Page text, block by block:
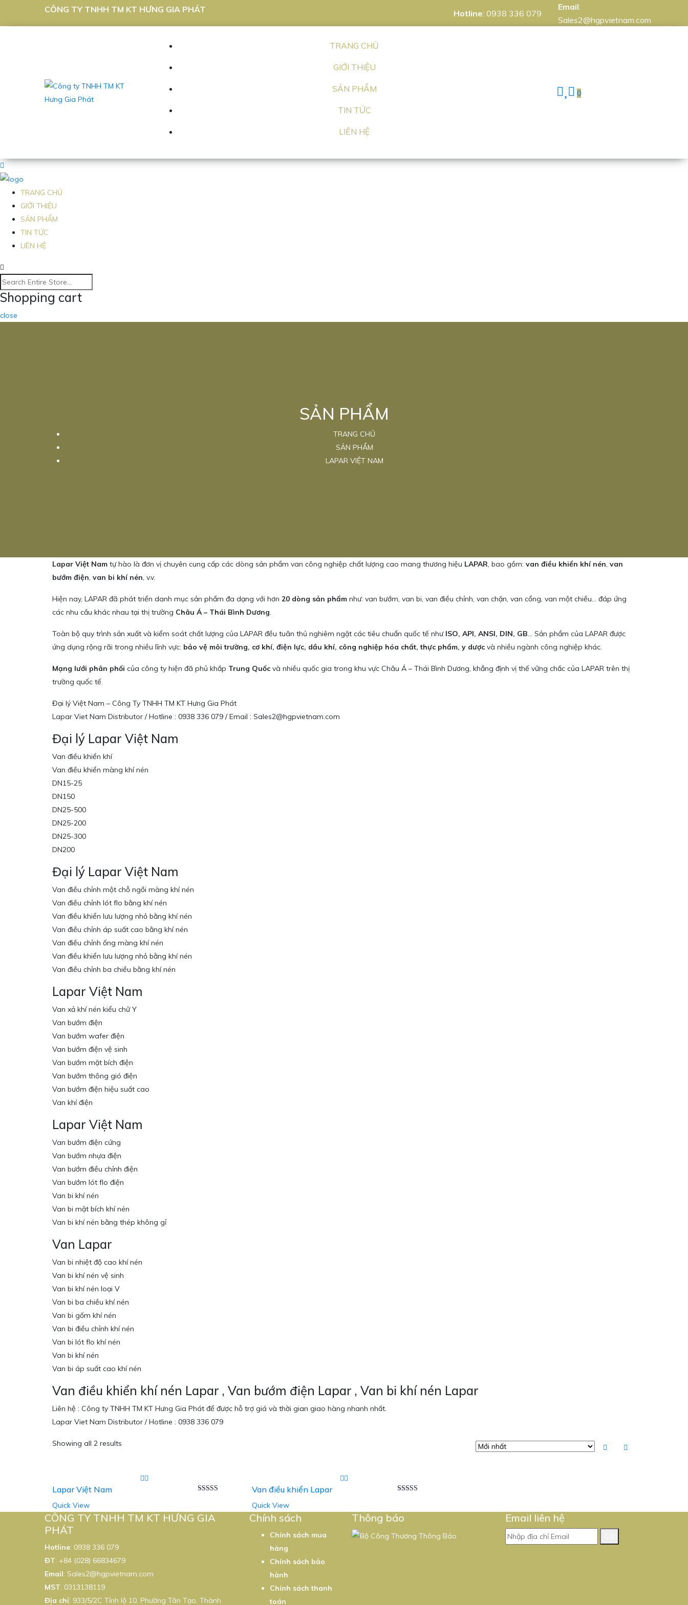
CÔNG TY TNHH TM KT HƯNG GIA PHÁT Hotline: 0938 336 079
Email:
Sales2@hgpvietnam.com
TRANG CHỦ
GIỚI THIỆU
SẢN PHẨM
TIN TỨC
LIÊN HỆ
0
TRANG CHỦ
GIỚI THIỆU
SẢN PHẨM
TIN TỨC
LIÊN HỆ
Shopping cart
close
SẢN PHẨM
TRANG CHỦ
SẢN PHẨM
LAPAR VIỆT NAM
Lapar Việt Nam tự hào là đơn vị chuyên cung cấp các dòng sản phẩm van công nghiệp chất lượng cao mang thương hiệu LAPAR, bao gồm: van điều khiển khí nén, van
bướm điện, van bi khí nén, v.v.
Hiện nay, LAPAR đã phát triển danh mục sản phẩm đa dạng với hơn 20 dòng sản phẩm như: van bướm, van bi, van điều chỉnh, van chặn, van cổng, van một chiều… đáp ứng
các nhu cầu khác nhau tại thị trường Châu Á – Thái Bình Dương.
Toàn bộ quy trình sản xuất và kiểm soát chất lượng của LAPAR đều tuân thủ nghiêm ngặt các tiêu chuẩn quốc tế như ISO, API, ANSI, DIN, GB… Sản phẩm của LAPAR được
ứng dụng rộng rãi trong nhiều lĩnh vực: bảo vệ môi trường, cơ khí, điện lực, dầu khí, công nghiệp hóa chất, thực phẩm, y dược và nhiều ngành công nghiệp khác.
Mạng lưới phân phối của công ty hiện đã phủ khắp Trung Quốc và nhiều quốc gia trong khu vực Châu Á – Thái Bình Dương, khẳng định vị thế vững chắc của LAPAR trên thị
trường quốc tế.
Đại lý Việt Nam – Công Ty TNHH TM KT Hưng Gia Phát
Lapar Viet Nam Distributor / Hotline : 0938 336 079 / Email : Sales2@hgpvietnam.com
Đại lý Lapar Việt Nam
Van điều khiển khí
Van điều khiển màng khí nén
DN15-25
DN150
DN25-500
DN25-200
DN25-300
DN200
Đại lý Lapar Việt Nam
Van điều chỉnh một chỗ ngồi màng khí nén
Van điều chỉnh lót flo bằng khí nén
Van điều khiển lưu lượng nhỏ bằng khí nén
Van điều chỉnh áp suất cao bằng khí nén
Van điều chỉnh ống màng khí nén
Van điều khiển lưu lượng nhỏ bằng khí nén
Van điều chỉnh ba chiều bằng khí nén
Lapar Việt Nam
Van xả khí nén kiểu chữ Y
Van bướm điện
Van bướm wafer điện
Van bướm điện vệ sinh
Van bướm mặt bích điện
Van bướm thông gió điện
Van bướm điện hiệu suất cao
Van khí điện
Lapar Việt Nam
Van bướm điện cứng
Van bướm nhựa điện
Van bướm điều chỉnh điện
Van bướm lót flo điện
Van bi khí nén
Van bi mặt bích khí nén
Van bi khí nén bằng thép không gỉ
Van Lapar
Van bi nhiệt độ cao khí nén
Van bi khí nén vệ sinh
Van bi khí nén loại V
Van bi ba chiều khí nén
Van bi gốm khí nén
Van bi điều chỉnh khí nén
Van bi lót flo khí nén
Van bi khí nén
Van bi áp suất cao khí nén
Van điều khiển khí nén Lapar , Van bướm điện Lapar , Van bi khí nén Lapar
Liên hệ : Công ty TNHH TM KT Hưng Gia Phát để được hỗ trợ giá và thời gian giao hàng nhanh nhất.
Lapar Viet Nam Distributor / Hotline : 0938 336 079
Showing all 2 results
sao
Lapar Việt Nam
Quick View
sao
Van điều khiển Lapar
Quick View
CÔNG TY TNHH TM KT HƯNG GIA
PHÁT
Hotline: 0938 336 079
ĐT: +84 (028) 66834679
Email: Sales2@hgpvietnam.com
MST: 0313138119
Địa chỉ: 933/5/2C Tỉnh lộ 10, Phường Tân Tạo, Thành
Chính sách
Chính sách mua
hàng
Chính sách bảo
hành
Chính sách thanh
toán
Thông báo Email liên hệ